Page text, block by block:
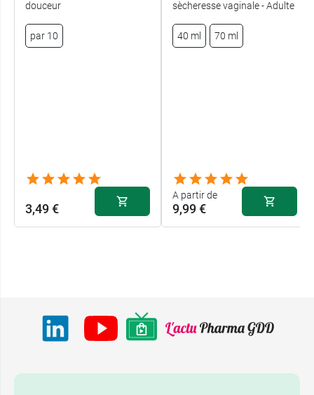
douceur
par 10
3,49 €
sècheresse vaginale - Adulte
40 ml 70 ml
A partir de
9,99 €